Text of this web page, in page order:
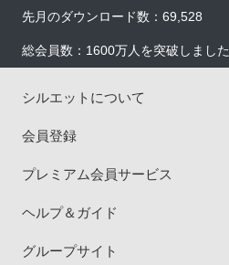
先月のダウンロード数：69,528
総会員数：1600万人を突破しました
シルエットについて
会員登録
プレミアム会員サービス
ヘルプ＆ガイド
グループサイト